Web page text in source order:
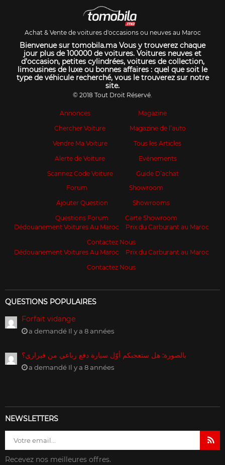
Achat & Vente de voitures d'occasions ou neuves au Maroc
Bienvenue sur tomobila.ma Vous y trouverez chaque
jour plus de 100000 de voitures. Voitures neuves et
d’occasion, petites cylindrées, voitures de collection,
limousines de luxe ou bonnes affaires : quel que soit le
type de véhicule recherché, vous le trouverez sur notre
site.
© 2018 Tout Droit Réservé.
Annonces
Chercher Voiture
Vendre Ma Voiture
Alerte de Voiture
Scannez Code Voiture
Magazine
Magazine de l’auto
Tous les Articles
Evénements
Guide D’achat
Forum
Ajouter Question
Questions Forum
Showroom
Showrooms
Carte Showroom
Dédouanement Voitures Au Maroc
Prix du Carburant au Maroc
Contactez Nous
Dédouanement Voitures Au Maroc
Prix du Carburant au Maroc
Contactez Nous
QUESTIONS POPULAIRES
Forfait vidange
a demandé Il y a 8 années
بالصورة: هل ستعجبكم أوّل سيارة دفع رباعي من فيراري؟
a demandé Il y a 8 années
NEWSLETTERS
Recevez nos meilleures offres.